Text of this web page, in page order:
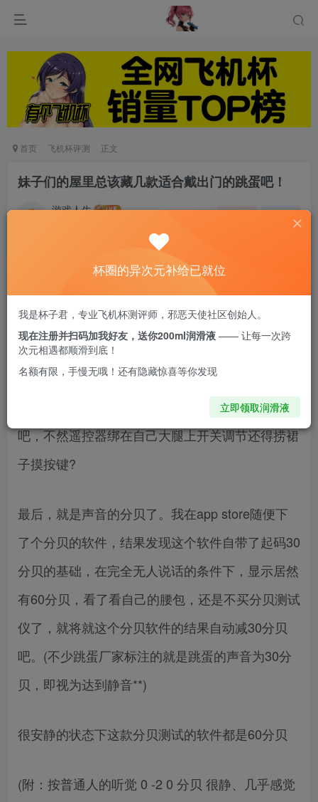
首页 飞机杯评测 正文
妹子们的屋里总该藏几款适合戴出门的跳蛋吧！
游戏人生
首先，考虑到适合带出门，隐蔽性要较高，接下来
提到的都是一些小巧的，排除掉了一些异型的，比
如网红的欲兔系列以及有一大截儿能塞进去的贝壳
或是狐狸系列
其次，既然要戴出门玩，最基本的就要无线可操控
吧，不然遥控器绑在自己大腿上开关调节还得捞裙
子摸按键?
最后，就是声音的分贝了。我在app store随便下
了个分贝的软件，结果发现这个软件自带了起码30
分贝的基础，在完全无人说话的条件下，显示居然
有60分贝，看了看自己的腰包，还是不买分贝测试
仪了，就将就这个分贝软件的结果自动减30分贝
吧。(不少跳蛋厂家标注的就是跳蛋的声音为30分
贝，即视为达到静音**)
很安静的状态下这款分贝测试的软件都是60分贝
(附：按普通人的听觉 0 -2 0 分贝 很静、几乎感觉
杯圈的异次元补给已就位
我是杯子君，专业飞机杯测评师，邪恶天使社区创始人。
现在注册并扫码加我好友，送你200ml润滑液 —— 让每一次跨
次元相遇都顺滑到底！
名额有限，手慢无哦！还有隐藏惊喜等你发现
立即领取润滑液